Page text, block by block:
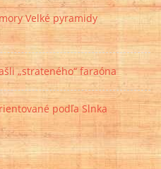
Velké pyramidy
„strateného“ faraóna
podľa Slnka